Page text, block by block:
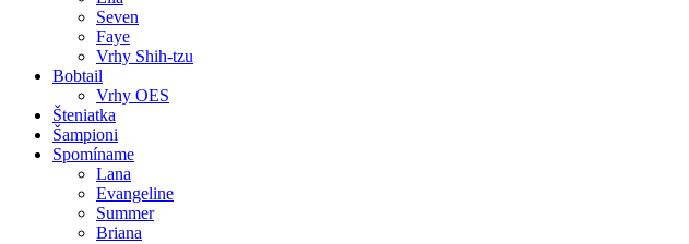
Seven
Faye
Vrhy Shih-tzu
Bobtail
Vrhy OES
Šteniatka
Šampioni
Spomíname
Lana
Evangeline
Summer
Briana